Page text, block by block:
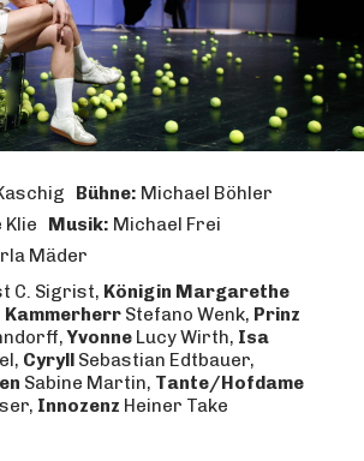
Bühne: Michael Böhler
Klie Musik: Michael Frei
Mäder
C. Sigrist, Königin Margarethe
Kammerherr Stefano Wenk, Prinz
Yvonne Lucy Wirth, Isa
Cyryll Sebastian Edtbauer,
Sabine Martin, Tante/Hofdame
Innozenz Heiner Take